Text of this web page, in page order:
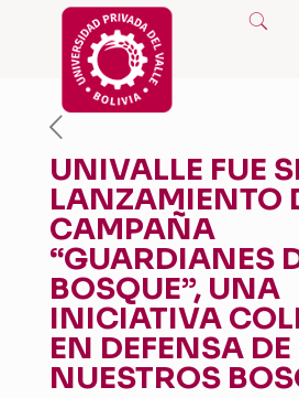
UNIVALLE FUE
LANZAMIENTO
CAMPAÑA
“GUARDIANES
BOSQUE”, UNA
INICIATIVA
EN DEFENSA DE
NUESTROS